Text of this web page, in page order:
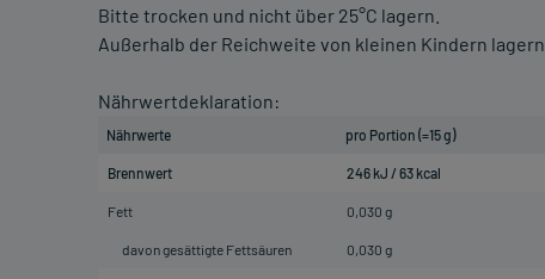
Bitte trocken und nicht über 25°C lagern.
Außerhalb der Reichweite von kleinen Kindern lagern.
Nährwertdeklaration:
Nährwerte pro Portion (=15 g)
Brennwert 246 kJ / 63 kcal
Fett 0,030 g
davon gesättigte Fettsäuren 0,030 g